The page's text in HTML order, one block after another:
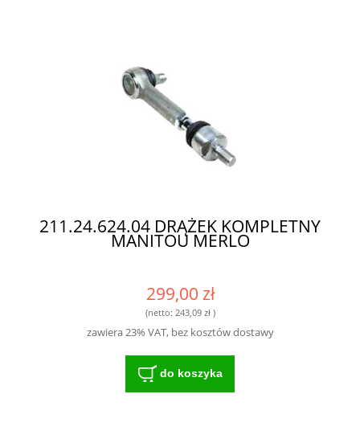
211.24.624.04 DRĄŻEK KOMPLETNY
MANITOU MERLO
299,00 zł
(netto: 243,09 zł)
zawiera 23% VAT, bez kosztów dostawy
do koszyka